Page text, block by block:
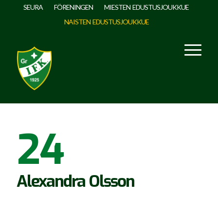
SEURA FÖRENINGEN
MIESTEN EDUSTUSJOUKKUE
NAISTEN EDUSTUSJOUKKUE
24
Alexandra Olsson